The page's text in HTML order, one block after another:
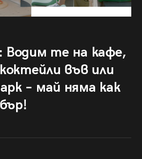
Водим те на кафе,
във или
– май няма как